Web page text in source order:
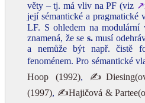
věty – tj. má vliv na PF (viz
její sémantické a pragmatické
LF. S ohledem na modulární
znamená, že se s.musí
a nemůže být např. čistě
fenoménem. Pro sémantické
Hoop (1992),
(1997), ✍Hajičová &